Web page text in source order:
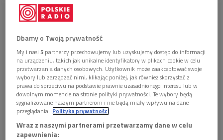
Dyrygent Łukasz Borowicz podczas uroczystej Gali Nagród Mediów
Publicznych w Warszawie
Łukasz Borowicz otrzymał Nagrodę Mediów
Publicznych za promocję polskiej muzyki za granicą
oraz za inicjatywy koncertowe i wydawnicze, które
przywracają zapomniane dzieła polskiej literatury
symfonicznej i operowej.
W skład Kapituły, która wyłoniła tegorocznego
laureata w kategorii Muzyka, weszły wybitne postaci
świata kultury - Piotr Beczała, Józef Skrzek, Kasia
Dbamy o Twoją prywatność
My i nasi5 partnerzy przechowujemy lub uzyskujemy dostęp do informacji
na urządzeniu, takich jak unikalne identyfikatory w plikach cookie w celu
przetwarzania danych osobowych. Użytkownik może zaakceptować swoje
wybory lub zarządzać nimi, klikając poniżej, jak również skorzystać z
prawa do sprzeciwu na podstawie prawnie uzasadnionego interesu lub w
dowolnym momencie na stronie polityki prywatności. Te wybory będą
sygnalizowane naszym partnerom i nie będą miały wpływu na dane
przeglądania. Polityka prywatności
Wraz z naszymi partnerami przetwarzamy dane w celu
zapewnienia: